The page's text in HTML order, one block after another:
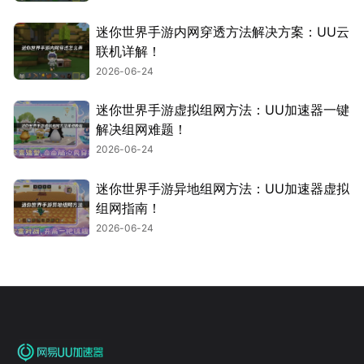
迷你世界手游内网穿透方法解决方案：UU云
联机详解！
2026-06-24
迷你世界手游虚拟组网方法：UU加速器一键
解决组网难题！
2026-06-24
迷你世界手游异地组网方法：UU加速器虚拟
组网指南！
2026-06-24